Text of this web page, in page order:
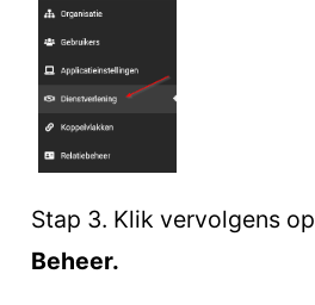
Stap 3. Klik vervolgens op
Beheer.